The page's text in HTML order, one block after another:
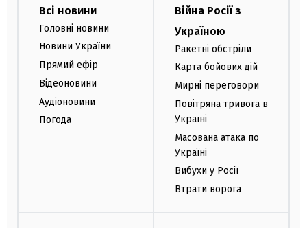
Всі новини
Головні новини
Новини України
Прямий ефір
Відеоновини
Аудіоновини
Погода
Війна Росії з
Україною
Ракетні обстріли
Карта бойових дій
Мирні переговори
Повітряна тривога в
Україні
Масована атака по
Україні
Вибухи у Росії
Втрати ворога